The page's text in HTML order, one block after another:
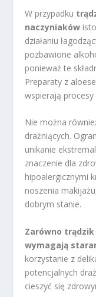
W przypadku
naczyniaków
działaniu
pozbawione
ponieważ te
Preparaty z
wspierają
Nie można
drażniących.
unikanie
znaczenie dla
hipoalergicznymi
noszenia
dobrym stanie.
Zarówno
wymagają
korzystanie z
potencjalnych
cieszyć się